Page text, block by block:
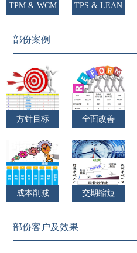
TPM & WCM TPS & LEAN
部份案例
方针目标 全面改善
成本削减 交期缩短
部份客户及效果